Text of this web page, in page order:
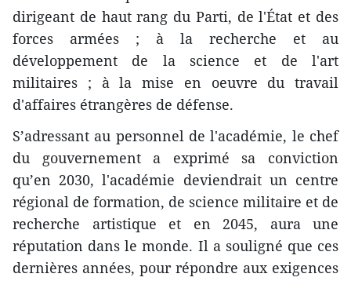
dirigeant de haut rang du Parti, de l'État et des
forces armées ; à la recherche et au
développement de la science et de l'art
militaires ; à la mise en oeuvre du travail
d'affaires étrangères de défense.
S’adressant au personnel de l'académie, le chef
du gouvernement a exprimé sa conviction
qu’en 2030, l'académie deviendrait un centre
régional de formation, de science militaire et de
recherche artistique et en 2045, aura une
réputation dans le monde. Il a souligné que ces
dernières années, pour répondre aux exigences